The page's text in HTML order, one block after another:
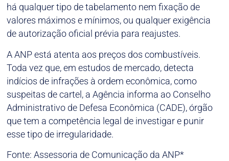
há qualquer tipo de tabelamento nem fixação de
valores máximos e mínimos, ou qualquer exigência
de autorização oficial prévia para reajustes.
A ANP está atenta aos preços dos combustíveis.
Toda vez que, em estudos de mercado, detecta
indícios de infrações à ordem econômica, como
suspeitas de cartel, a Agência informa ao Conselho
Administrativo de Defesa Econômica (CADE), órgão
que tem a competência legal de investigar e punir
esse tipo de irregularidade.
Fonte: Assessoria de Comunicação da ANP*